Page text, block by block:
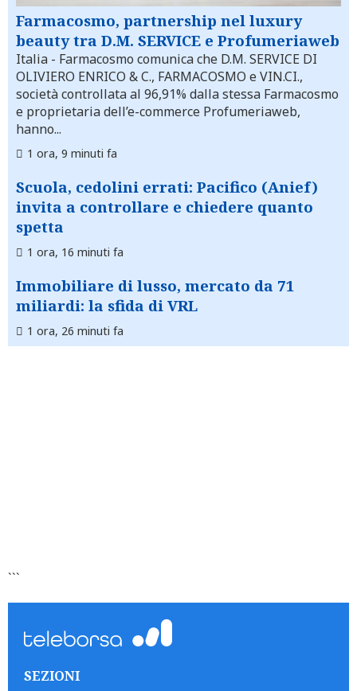
Farmacosmo, partnership nel luxury
beauty tra D.M. SERVICE e Profumeriaweb
Italia - Farmacosmo comunica che D.M. SERVICE DI
OLIVIERO ENRICO & C., FARMACOSMO e VIN.CI.,
società controllata al 96,91% dalla stessa Farmacosmo
e proprietaria dell’e-commerce Profumeriaweb,
hanno...
1 ora, 9 minuti fa
Scuola, cedolini errati: Pacifico (Anief)
invita a controllare e chiedere quanto
spetta
1 ora, 16 minuti fa
Immobiliare di lusso, mercato da 71
miliardi: la sfida di VRL
1 ora, 26 minuti fa
```
SEZIONI